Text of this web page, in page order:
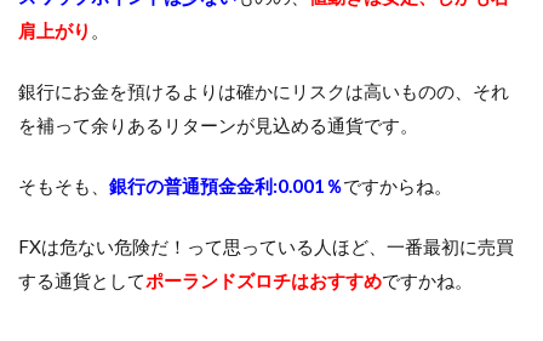
肩上がり 。
銀行にお金を預けるよりは確かにリスクは高いものの、それ
を補って余りあるリターンが見込める通貨です。
そもそも、 銀行の普通預金金利:0.001％ですからね。
FXは危ない危険だ！って思っている人ほど、一番最初に売買
する通貨としてポーランドズロチはおすすめですかね。